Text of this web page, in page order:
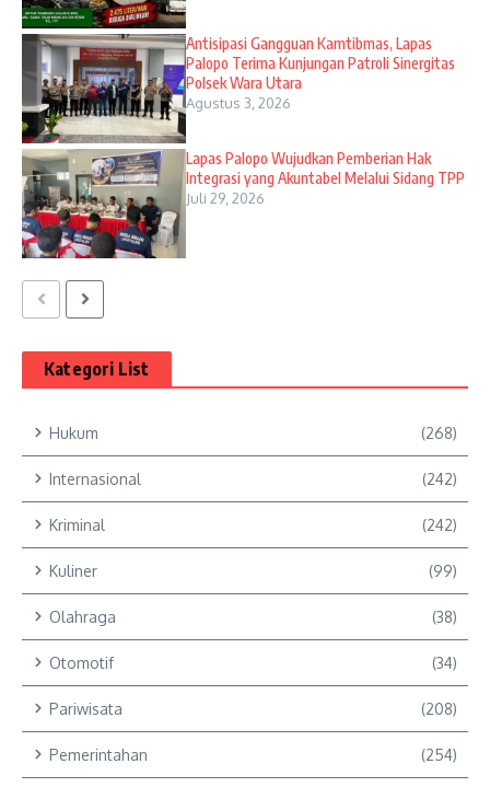
Antisipasi Gangguan Kamtibmas, Lapas
Palopo Terima Kunjungan Patroli Sinergitas
Polsek Wara Utara
Agustus 3, 2026
Lapas Palopo Wujudkan Pemberian Hak
Integrasi yang Akuntabel Melalui Sidang TPP
Juli 29, 2026
Kategori List
Hukum (268)
Internasional (242)
Kriminal (242)
Kuliner (99)
Olahraga (38)
Otomotif (34)
Pariwisata (208)
Pemerintahan (254)